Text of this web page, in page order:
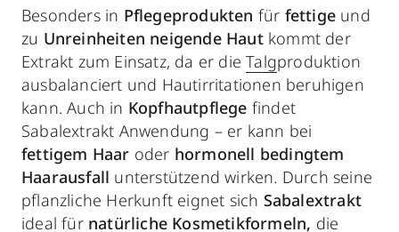
Besonders in Pflegeprodukten für fettige und
zu Unreinheiten neigende Hautkommt der
Extrakt zum Einsatz, da er dieTalgproduktion
ausbalanciert und Hautirritationen beruhigen
kann. Auch in Kopfhautpflege findet
Sabalextrakt Anwendung – er kann bei
fettigem Haar oder hormonell bedingtem
Haarausfall unterstützend wirken. Durch seine
pflanzliche Herkunft eignet sich Sabalextrakt
ideal für natürliche Kosmetikformeln, die